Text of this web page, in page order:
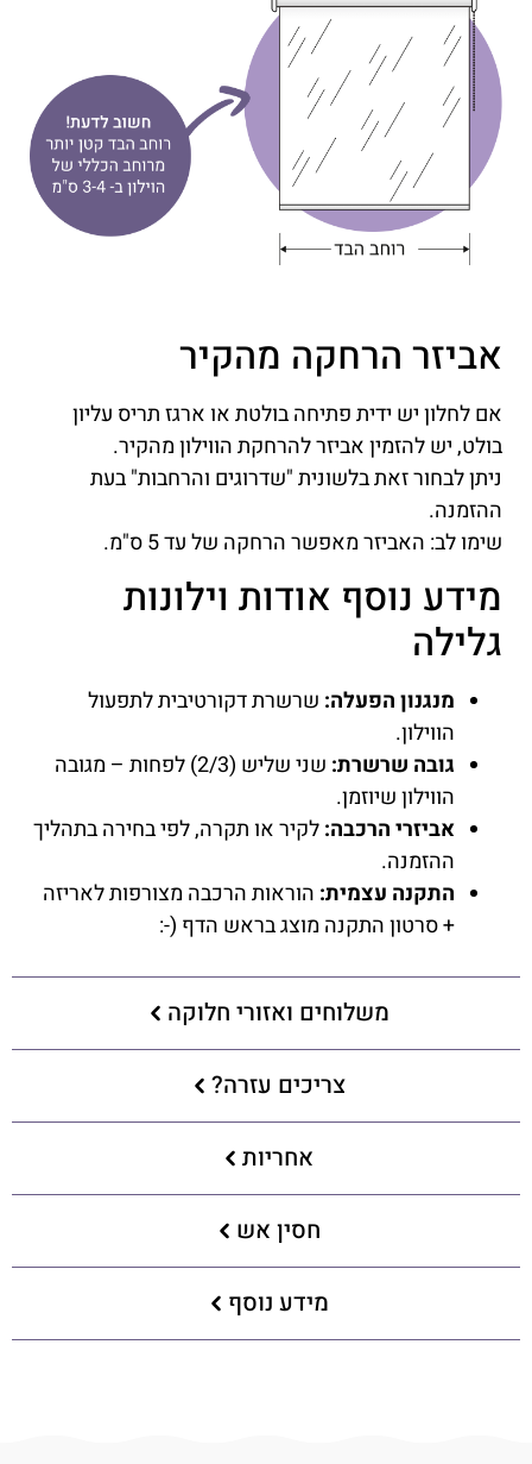
אביזר הרחקה מהקיר
אם לחלון יש ידית פתיחה בולטת או ארגז תריס עליון
בולט, יש להזמין אביזר להרחקת הווילון מהקיר.
ניתן לבחור זאת בלשונית "שדרוגים והרחבות" בעת
ההזמנה.
שימו לב: האביזר מאפשר הרחקה של עד 5 ס"מ.
מידע נוסף אודות וילונות
גלילה
מנגנון הפעלה: שרשרת דקורטיבית לתפעול
הווילון.
גובה שרשרת:
שני שליש (2/3) לפחות – מגובה
הווילון שיוזמן.
אביזרי הרכבה:לקיר או תקרה, לפי בחירה בתהליך
ההזמנה.
התקנה עצמית: הוראות הרכבה מצורפות לאריזה
+ סרטון התקנה מוצג בראש הדף (-:
משלוחים ואזורי חלוקה
צריכים עזרה?
אחריות
חסין אש
מידע נוסף